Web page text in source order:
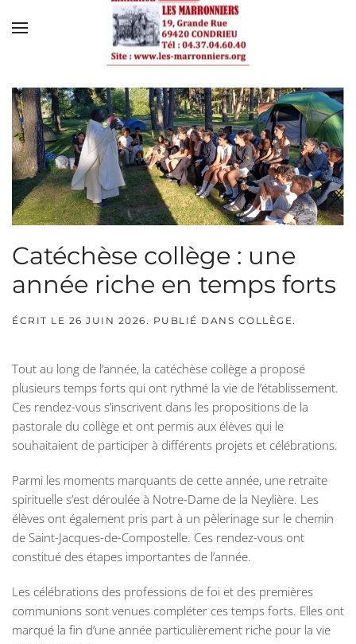
Skip to main content
Catéchèse collège : une
année riche en temps forts
ÉCRIT LE 26 JUIN 2026 . PUBLIÉ DANS COLLÈGE .
Tout au long de l’année, la catéchèse collège a proposé
plusieurs temps forts qui ont rythmé la vie de l’établissement.
Ces rendez-vous s’inscrivent dans les propositions de la
pastorale du collège et ont permis aux élèves qui le
souhaitaient de participer à différents projets et célébrations.
Parmi les moments marquants de cette année, une retraite
spirituelle s’est déroulée à Notre-Dame de la Neylière. Les
élèves ont également pris part à un pèlerinage sur le chemin
de Saint-Jacques-de-Compostelle. Ces rendez-vous ont
constitué des étapes importantes de l’année.
Les célébrations des professions de foi et des premières
communions sont venues compléter ces temps forts. Elles ont
marqué la fin d’une année particulièrement riche pour la vie